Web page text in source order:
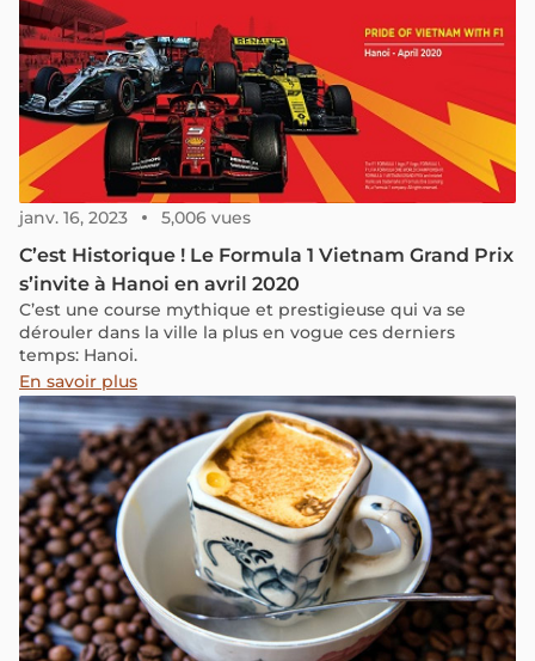
janv. 16, 2023 5,006 vues
C’est Historique ! Le Formula 1 Vietnam Grand Prix
s’invite à Hanoi en avril 2020
C’est une course mythique et prestigieuse qui va se
dérouler dans la ville la plus en vogue ces derniers
temps: Hanoi.
En savoir plus